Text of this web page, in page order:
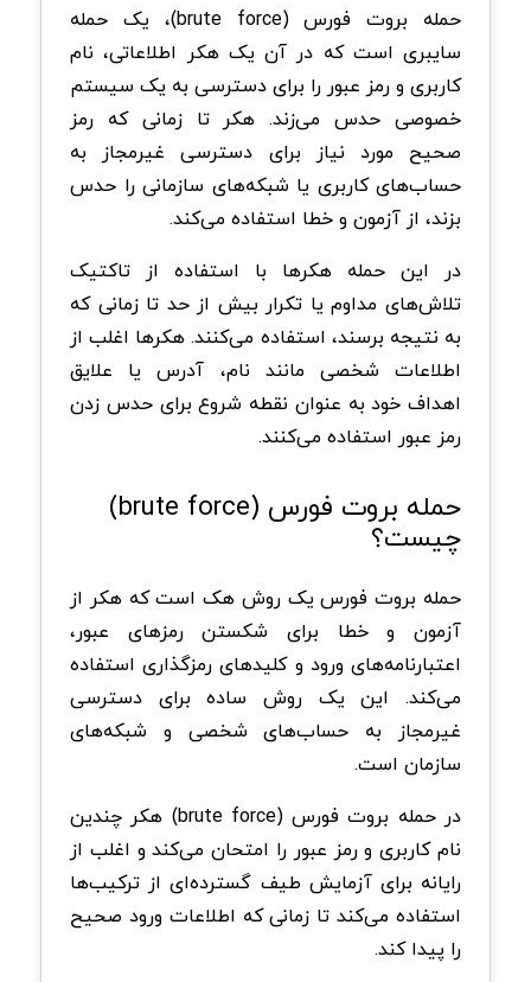
حمله بروت فورس (brute force)، یک حمله
سایبری است که در آن یک هکر اطلاعاتی، نام
کاربری و رمز عبور را برای دسترسی به یک سیستم
خصوصی حدس می‌زند. هکر تا زمانی که رمز
صحیح مورد نیاز برای دسترسی غیرمجاز به
حساب‌های کاربری یا شبکه‌های سازمانی را حدس
بزند، از آزمون و خطا استفاده می‌کند.
در این حمله هکرها با استفاده از تاکتیک
تلاش‌های مداوم یا تکرار بیش از حد تا زمانی که
به نتیجه برسند، استفاده می‌کنند. هکرها اغلب از
اطلاعات شخصی مانند نام، آدرس یا علایق
اهداف خود به عنوان نقطه شروع برای حدس زدن
رمز عبور استفاده می‌کنند.
حمله بروت فورس (brute force)
چیست؟
حمله بروت فورس یک روش هک است که هکر از
آزمون و خطا برای شکستن رمزهای عبور،
اعتبارنامه‌های ورود و کلیدهای رمزگذاری استفاده
می‌کند. این یک روش ساده برای دسترسی
غیرمجاز به حساب‌های شخصی و شبکه‌های
سازمان است.
در حمله بروت فورس (brute force) هکر چندین
نام کاربری و رمز عبور را امتحان می‌کند و اغلب از
رایانه برای آزمایش طیف گسترده‌ای از ترکیب‌ها
استفاده می‌کند تا زمانی که اطلاعات ورود صحیح
را پیدا کند.